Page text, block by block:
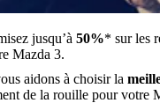
jusqu’à 50%* sur les
Mazda 3.
aidons à choisir la
de la rouille pour votre